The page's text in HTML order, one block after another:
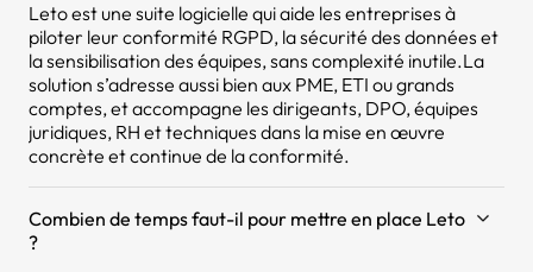
Leto est une suite logicielle qui aide les entreprises à
piloter leur conformité RGPD, la sécurité des données et
la sensibilisation des équipes, sans complexité inutile.La
solution s’adresse aussi bien aux PME, ETI ou grands
comptes, et accompagne les dirigeants, DPO, équipes
juridiques, RH et techniques dans la mise en œuvre
concrète et continue de la conformité.
Combien de temps faut-il pour mettre en place Leto
?